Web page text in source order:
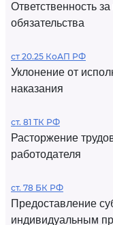
Ответственность
обязательства
ст 20.25 КоАП РФ
Уклонение от
наказания
ст. 81 ТК РФ
Расторжение
работодателя
ст. 78 БК РФ
Предоставление
индивидуальным